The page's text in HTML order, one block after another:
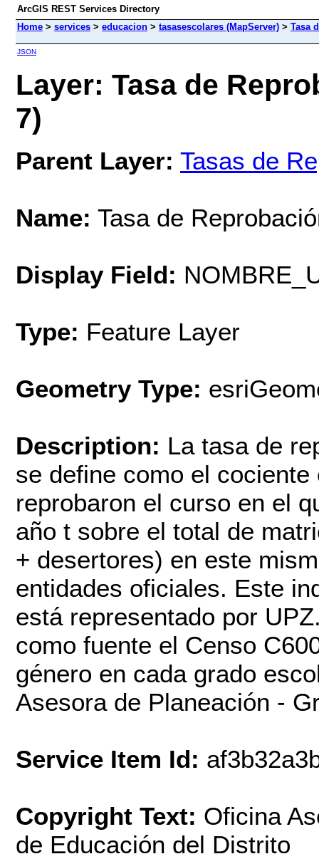
ArcGIS REST Services Directory
Home > services > educacion > tasasescolares (MapServer) > Tasa
JSON
Layer: Tasa de
7)
Parent Layer: Tasas de
Name: Tasa de
Display Field:
Type: Feature Layer
Geometry Type:
Description: La tasa de
se define como el
reprobaron el curso en el
año t sobre el total de
+ desertores) en este
entidades oficiales. Este
está representado por
como fuente el Censo
género en cada grado
Asesora de Planeación -
Service Item Id:
Copyright Text: Oficina
de Educación del Distrito